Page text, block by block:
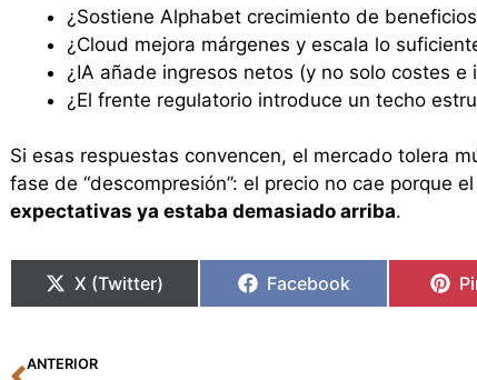
¿Sostiene Alphabet crecimiento de
¿Cloud mejora márgenes y escala lo
¿IA añade ingresos netos (y no solo costes e
¿El frente regulatorio introduce un techo
Si esas respuestas convencen, el mercado tolera
fase de “descompresión”: el precio no cae porque
expectativas ya estaba demasiado arriba.
X (Twitter) Facebook
Ant
ANTERIOR